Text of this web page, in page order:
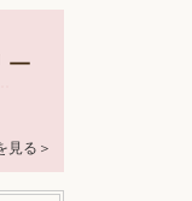
見る＞